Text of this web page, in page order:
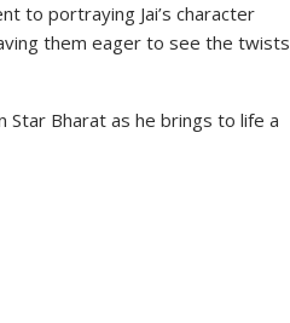
to portraying Jai’s character
them eager to see the twists
Star Bharat as he brings to life a